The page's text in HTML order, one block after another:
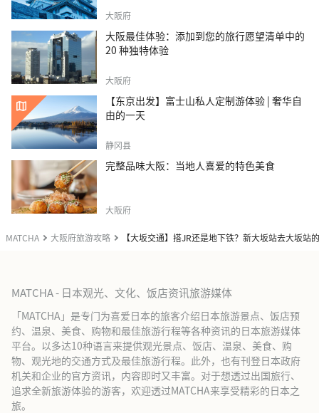
MATCHA 大阪府旅游攻略 【大坂交通】搭JR还是地下铁？新大坂站去大坂站
大阪府
大阪最佳体验：添加到您的旅行愿望清单中的
20 种独特体验
大阪府
【东京出发】富士山私人定制游体验 | 奢华自
由的一天
静冈县
完整品味大阪：当地人喜爱的特色美食
大阪府
MATCHA - 日本观光、文化、饭店资讯旅游媒体
「MATCHA」是专门为喜爱日本的旅客介绍日本旅游景点、饭店预
约、温泉、美食、购物和最佳旅游行程等各种资讯的日本旅游媒体
平台。以多达10种语言来提供观光景点、饭店、温泉、美食、购
物、观光地的交通方式及最佳旅游行程。此外，也有刊登日本政府
机关和企业的官方资讯，内容即时又丰富。对于想透过出国旅行、
追求全新旅游体验的游客，欢迎透过MATCHA来享受精彩的日本之
旅。